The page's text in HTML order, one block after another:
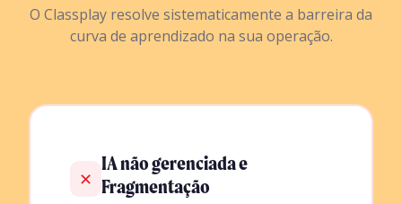
O Classplay resolve sistematicamente a barreira da
curva de aprendizado na sua operação.
✕
IA não gerenciada e
Fragmentação